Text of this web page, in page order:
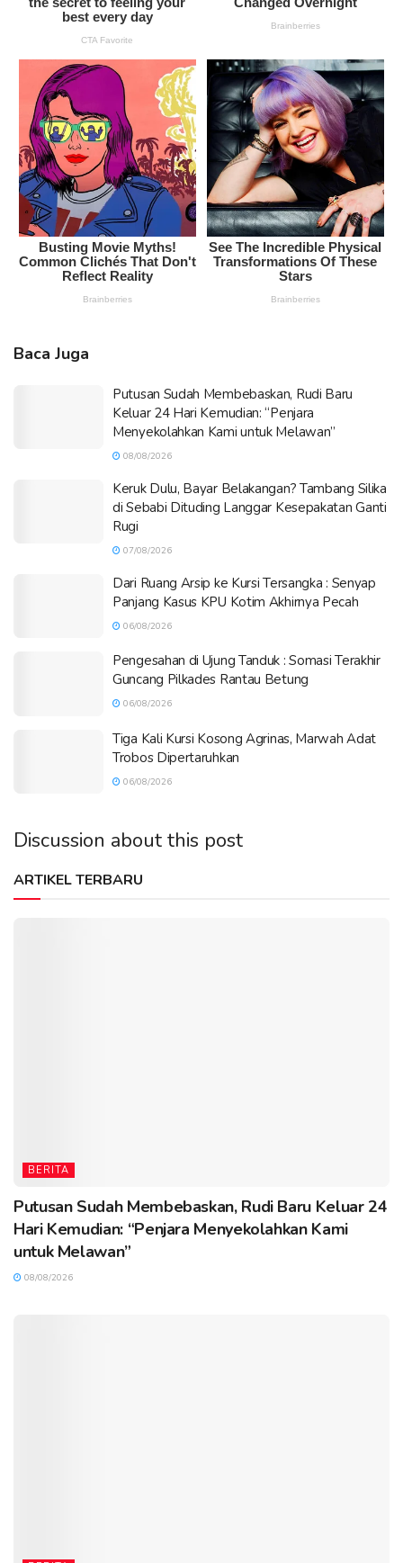
Baca Juga
Putusan Sudah Membebaskan, Rudi Baru
Keluar 24 Hari Kemudian: “Penjara
Menyekolahkan Kami untuk Melawan”
08/08/2026
Keruk Dulu, Bayar Belakangan? Tambang Silika
di Sebabi Dituding Langgar Kesepakatan Ganti
Rugi
07/08/2026
Dari Ruang Arsip ke Kursi Tersangka : Senyap
Panjang Kasus KPU Kotim Akhirnya Pecah
06/08/2026
Pengesahan di Ujung Tanduk : Somasi Terakhir
Guncang Pilkades Rantau Betung
06/08/2026
Tiga Kali Kursi Kosong Agrinas, Marwah Adat
Trobos Dipertaruhkan
06/08/2026
Discussion about this post
ARTIKEL TERBARU
BERITA
Putusan Sudah Membebaskan, Rudi Baru Keluar 24
Hari Kemudian: “Penjara Menyekolahkan Kami
untuk Melawan”
08/08/2026